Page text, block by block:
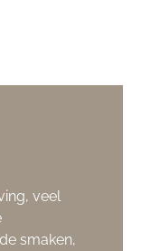
veel
smaken,